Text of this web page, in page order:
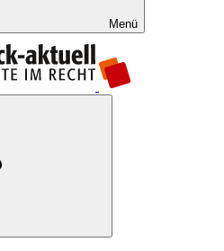
Menü